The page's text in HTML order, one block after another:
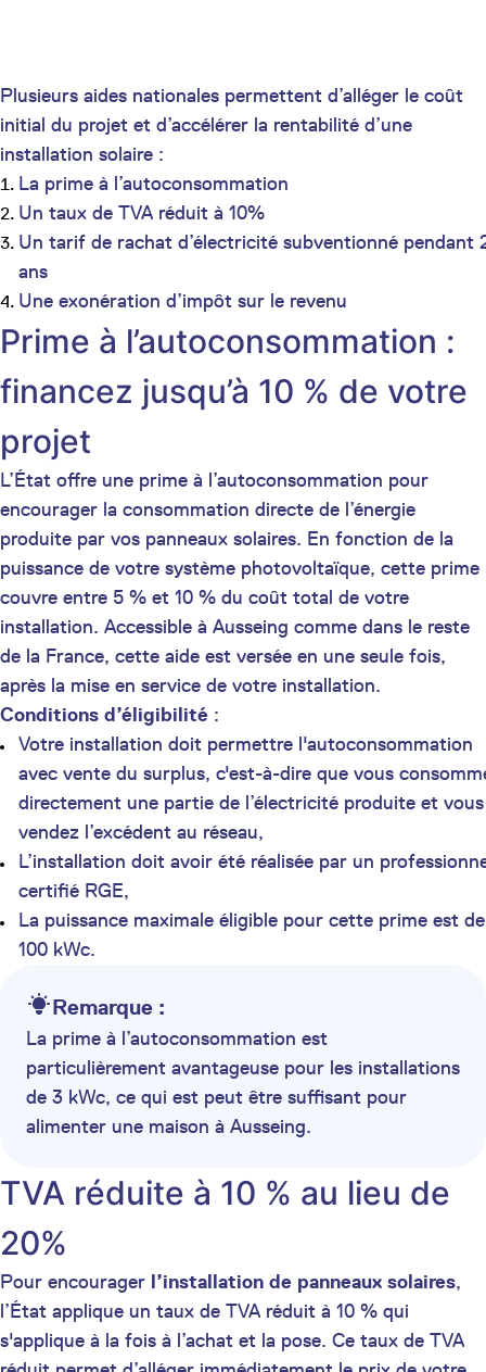
Plusieurs aides nationales permettent d’alléger le coût
initial du projet et d’accélérer la rentabilité d’une
installation solaire :
La prime à l’autoconsommation
Un taux de TVA réduit à 10%
Un tarif de rachat d’électricité subventionné pendant
ans
Une exonération d’impôt sur le revenu
Prime à l’autoconsommation :
financez jusqu’à 10 % de votre
projet
L’État offre une prime à l’autoconsommation pour
encourager la consommation directe de l’énergie
produite par vos panneaux solaires. En fonction de la
puissance de votre système photovoltaïque, cette prime
couvre entre 5 % et 10 % du coût total de votre
installation. Accessible à Ausseing comme dans le reste
de la France, cette aide est versée en une seule fois,
après la mise en service de votre installation.
Conditions d’éligibilité :
Votre installation doit permettre l'autoconsommation
avec vente du surplus, c'est-à-dire que vous
directement une partie de l’électricité produite et vous
vendez l’excédent au réseau,
L’installation doit avoir été réalisée par un
certifié RGE,
La puissance maximale éligible pour cette prime est de
100 kWc.
Remarque :
La prime à l’autoconsommation est
particulièrement avantageuse pour les installations
de 3 kWc, ce qui est peut être suffisant pour
alimenter une maison à Ausseing.
TVA réduite à 10 % au lieu de
20%
Pour encourager l’installation de panneaux solaires,
l’État applique un taux de TVA réduit à 10 % qui
s'applique à la fois à l’achat et la pose. Ce taux de TVA